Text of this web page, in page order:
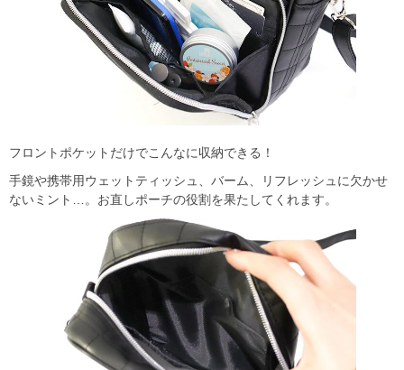
フロントポケットだけでこんなに収納できる！
手鏡や携帯用ウェットティッシュ、バーム、リフレッシュに欠かせ
ないミント…。お直しポーチの役割を果たしてくれます。